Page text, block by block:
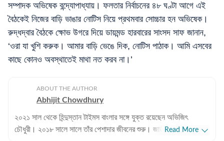
সম্পাদক অভিষেক বন্দ্যোপাধ্যায়। ফলতার নির্বাচনের ৪৮ ঘণ্টা আগে এই
বৈঠকেই নিজের বাড়ি ভাঙার নোটিস নিয়ে প্রথমবার সোচ্চার হন অভিষেক।
রুদ্ধদ্বার বৈঠকে ক্ষোভ উগরে দিয়ে ডায়মন্ড হারবারের সাংসদ সাফ জানান,
‘ওরা যা খুশি করুক। আমার বাড়ি ভেঙে দিক, নোটিস পাঠাক। আমি এসবের
কাছে কোনও অবস্থাতেই মাথা নত করব না।’
ABOUT THE AUTHOR
Abhijit Chowdhury
২০২১ সাল থেকে হিন্দুস্তান টাইমস বাংলার সঙ্গে যুক্ত রয়েছেন অভিজিৎ
চৌধুরী। ২০১৮ সালে সালে তাঁর পেশাদার জীবনের শুরু। জাতীয়, আন্তর্জাতিক
Read More